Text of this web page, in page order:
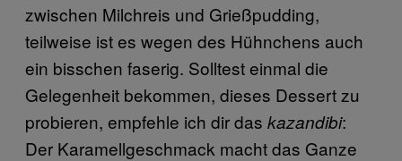
zwischen Milchreis und Grießpudding,
teilweise ist es wegen des Hühnchens auch
ein bisschen faserig. Solltest einmal die
Gelegenheit bekommen, dieses Dessert zu
probieren, empfehle ich dir das kazandibi:
Der Karamellgeschmack macht das Ganze